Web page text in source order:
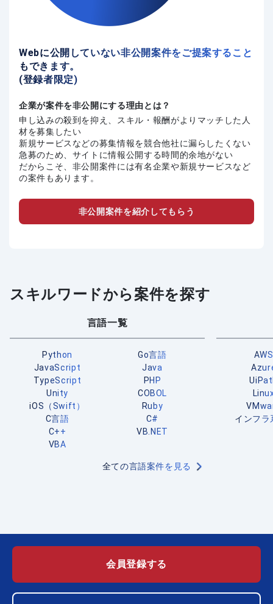
Webに公開していない非公開案件をご提案すること
もできます。
(登録者限定)
企業が案件を非公開にする理由とは？
申し込みの殺到を抑え、スキル・報酬がよりマッチした人
材を募集したい
新規サービスなどの募集情報を競合他社に漏らしたくない
急募のため、サイトに情報公開する時間的余地がない
だからこそ、非公開案件には有名企業や新規サービスなど
の案件もあります。
非公開案件を紹介してもらう
スキルワードから案件を探す
言語一覧
Python
Go言語
JavaScript
Java
TypeScript
PHP
Unity
COBOL
iOS（Swift）
Ruby
C言語
C#
C++
VB.NET
VBA
全ての言語案件を見る
AWS
インフラ
会員登録する